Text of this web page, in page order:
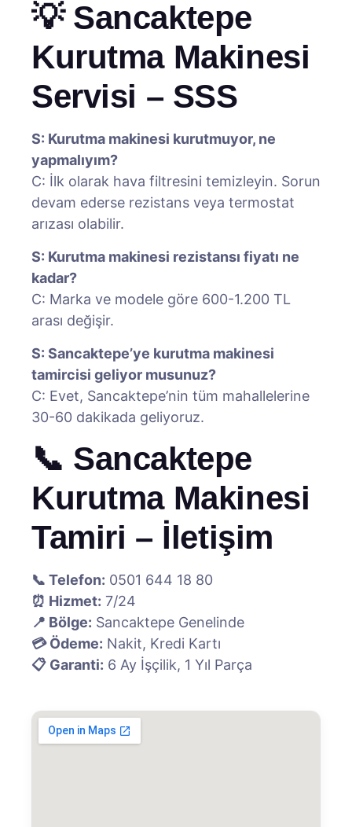
💡 Sancaktepe
Kurutma Makinesi
Servisi – SSS
S: Kurutma makinesi kurutmuyor, ne
yapmalıyım?
C: İlk olarak hava filtresini temizleyin. Sorun
devam ederse rezistans veya termostat
arızası olabilir.
S: Kurutma makinesi rezistansı fiyatı ne
kadar?
C: Marka ve modele göre 600-1.200 TL
arası değişir.
S: Sancaktepe’ye kurutma makinesi
tamircisi geliyor musunuz?
C: Evet, Sancaktepe’nin tüm mahallelerine
30-60 dakikada geliyoruz.
📞 Sancaktepe
Kurutma Makinesi
Tamiri – İletişim
📞 Telefon: 0501 644 18 80
⏰ Hizmet: 7/24
📍 Bölge: Sancaktepe Genelinde
💳 Ödeme: Nakit, Kredi Kartı
📋 Garanti: 6 Ay İşçilik, 1 Yıl Parça